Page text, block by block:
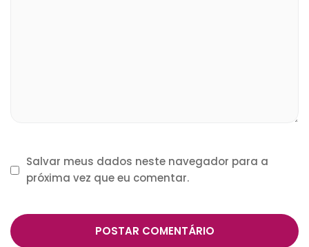
Salvar meus dados neste navegador para a
próxima vez que eu comentar.